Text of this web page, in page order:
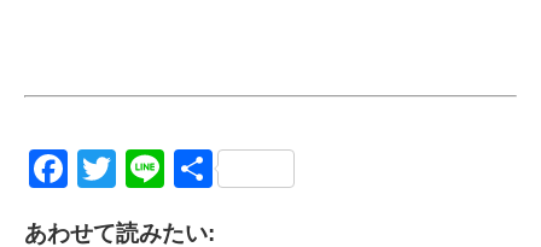
Facebook
Twitter
Line共
あわせて読みたい: